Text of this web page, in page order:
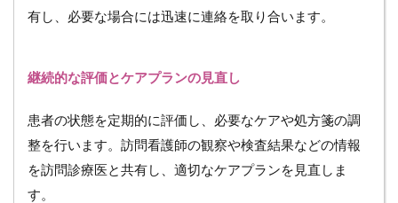
削減
（４）
個別契
益の向
上
4.5
有し、必要な場合には迅速に連絡を取り合います。
継続的な評価とケアプランの見直し
患者の状態を定期的に評価し、必要なケアや処方箋の調
整を行います。訪問看護師の観察や検査結果などの情報
を訪問診療医と共有し、適切なケアプランを見直しま
す。